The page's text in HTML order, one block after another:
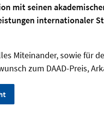
mit seinen
internationaler
Miteinander, sowie für
zum DAAD-Preis,